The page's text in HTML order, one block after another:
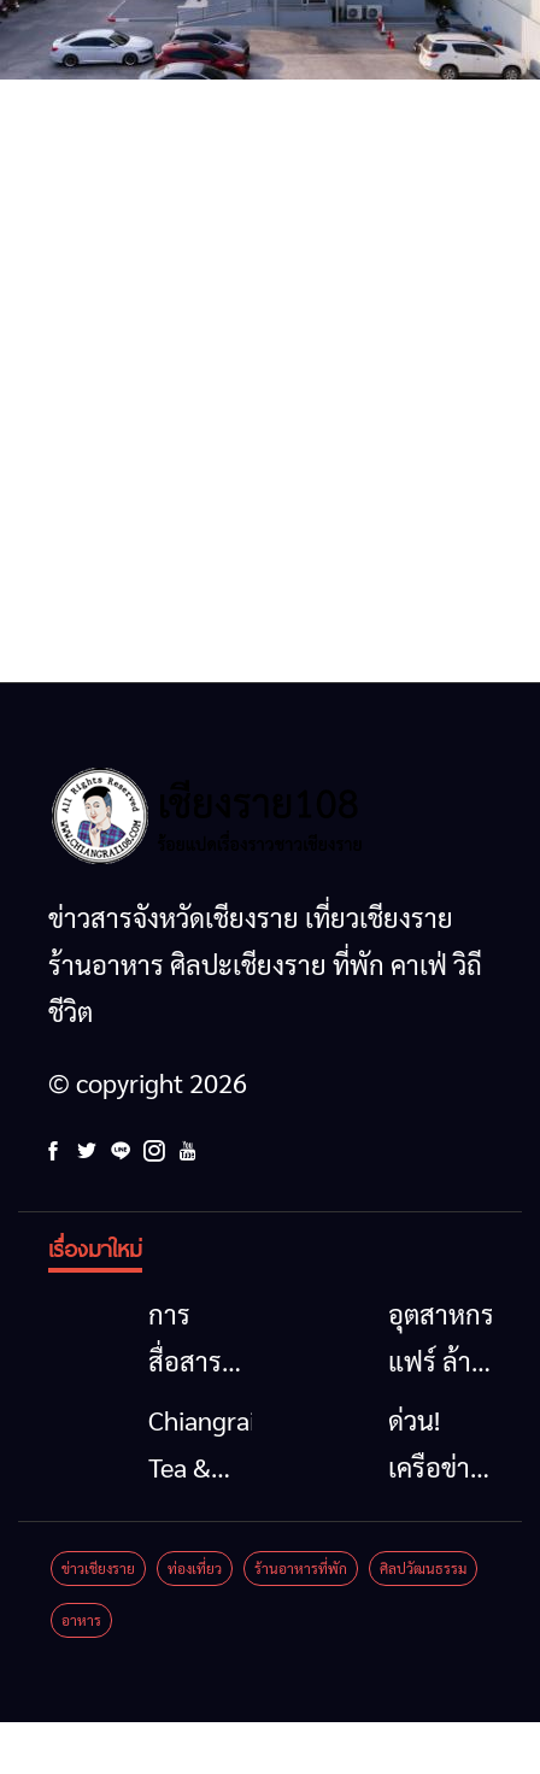
ข่าวสารจังหวัดเชียงราย เที่ยวเชียงราย
ร้านอาหาร ศิลปะเชียงราย ที่พัก คาเฟ่ วิถี
ชีวิต
© copyright 2026
เรื่องมาใหม่
การ
สื่อสาร
โทรคมนาคม
กรณีภัย
เชียงราย
เมื่อ
อุตสาหกรรม
แฟร์ ล้าน
นาตะวัน
ออก
รวมของดี
สินค้าเด่น
Chiangrai
Tea &
Coffee
Festival
ด่วน!
เครือข่าย
ลุ่มน้ำกก
ยื่น 5 ข้อ
ข่าวเชียงราย ท่องเที่ยว ร้านอาหารที่พัก ศิลปวัฒนธรรม
อาหาร